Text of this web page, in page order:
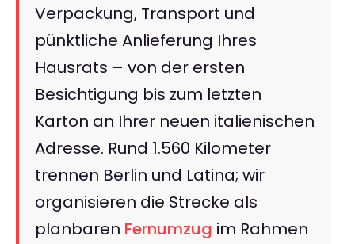
Verpackung, Transport und
pünktliche Anlieferung Ihres
Hausrats – von der ersten
Besichtigung bis zum letzten
Karton an Ihrer neuen italienischen
Adresse. Rund 1.560 Kilometer
trennen Berlin und Latina; wir
organisieren die Strecke als
planbaren Fernumzug im Rahmen